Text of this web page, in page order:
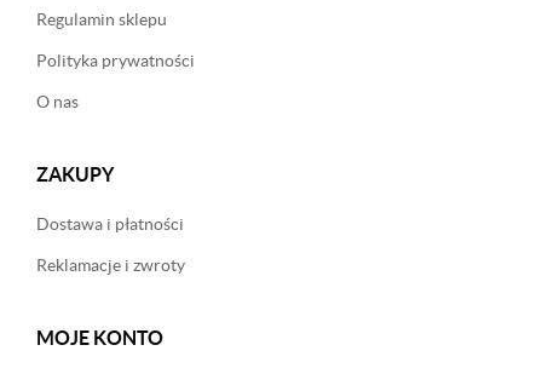
Regulamin sklepu
Polityka prywatności
O nas
ZAKUPY
Dostawa i płatności
Reklamacje i zwroty
MOJE KONTO